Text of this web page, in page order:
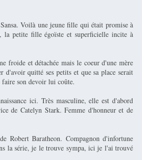
Voilà une jeune fille qui était promise à
la petite fille égoïste et superficielle incite à
froide et détachée mais le coeur d'une mère
quitté ses petits et que sa place serait
faire son devoir lui coûte.
ici. Très masculine, elle est d'abord
de Catelyn Stark. Femme d'honneur et de
Robert Baratheon. Compagnon d'infortune
la série, je le trouve sympa, ici je l'ai trouvé